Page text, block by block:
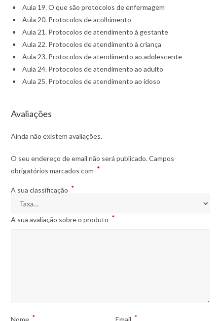
Aula 19. O que são protocolos de enfermagem
Aula 20. Protocolos de acolhimento
Aula 21. Protocolos de atendimento à gestante
Aula 22. Protocolos de atendimento à criança
Aula 23. Protocolos de atendimento ao adolescente
Aula 24. Protocolos de atendimento ao adulto
Aula 25. Protocolos de atendimento ao idoso
Avaliações
Ainda não existem avaliações.
O seu endereço de email não será publicado. Campos
obrigatórios marcados com *
A sua classificação *
A sua avaliação sobre o produto *
* *